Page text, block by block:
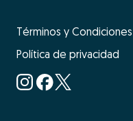
Términos y Condiciones
Política de privacidad